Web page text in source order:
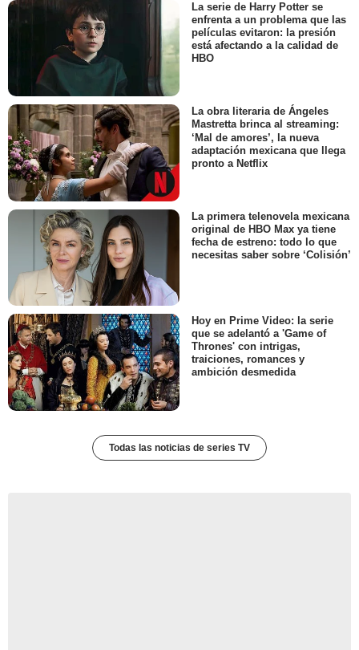
La serie de Harry Potter se
enfrenta a un problema que las
películas evitaron: la presión
está afectando a la calidad de
HBO
La obra literaria de Ángeles
Mastretta brinca al streaming:
‘Mal de amores’, la nueva
adaptación mexicana que llega
pronto a Netflix
La primera telenovela mexicana
original de HBO Max ya tiene
fecha de estreno: todo lo que
necesitas saber sobre ‘Colisión’
Hoy en Prime Video: la serie
que se adelantó a 'Game of
Thrones' con intrigas,
traiciones, romances y
ambición desmedida
Todas las noticias de series TV